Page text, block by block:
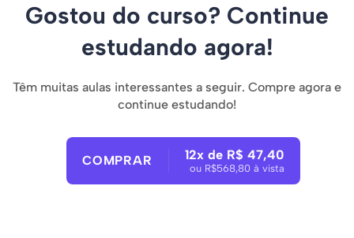
Gostou do curso? Continue
estudando agora!
Têm muitas aulas interessantes a seguir. Compre agora e
continue estudando!
COMPRAR 12x de R$ 47,40
ou R$568,80 à vista